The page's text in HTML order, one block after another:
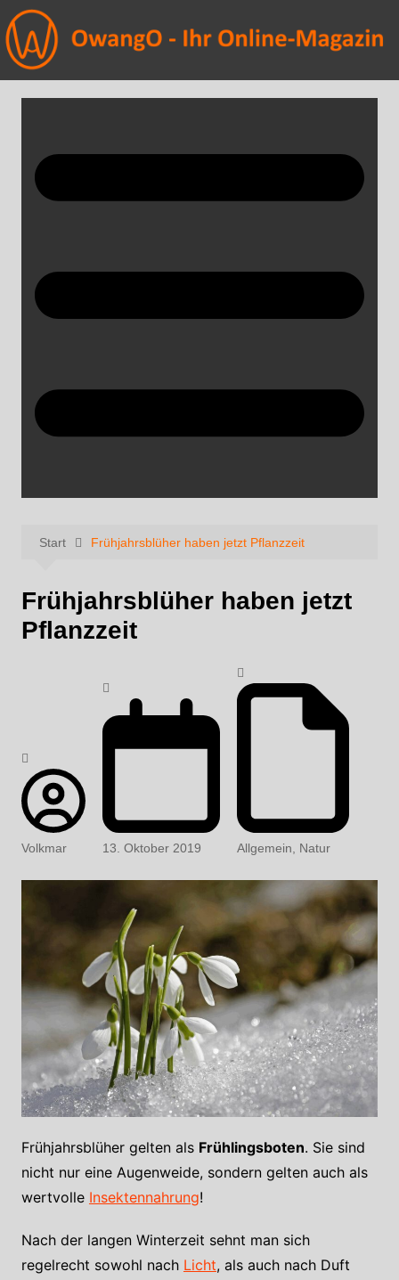
Start Frühjahrsblüher haben jetzt Pflanzzeit
Frühjahrsblüher haben jetzt
Pflanzzeit
Volkmar 13. Oktober 2019 Allgemein Natur
Frühjahrsblüher gelten als Frühlingsboten. Sie sind
nicht nur eine Augenweide, sondern gelten auch als
wertvolle Insektennahrung!
Nach der langen Winterzeit sehnt man sich
regelrecht sowohl nach Licht, als auch nach Duft